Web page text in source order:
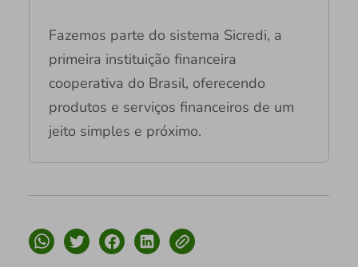
Fazemos parte do sistema Sicredi, a
primeira instituição financeira
cooperativa do Brasil, oferecendo
produtos e serviços financeiros de um
jeito simples e próximo.